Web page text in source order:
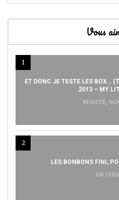
Vous
1
ET DONC JE TESTE LES BOX…
2013 – MY
BEAUTÉ,
2
LES BONBONS FINI,
EN